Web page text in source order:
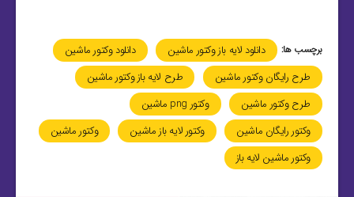
برچسب ها: دانلود لایه باز وکتور ماشین
دانلود وکتور ماشین
طرح رایگان وکتور ماشین
طرح لایه باز وکتور ماشین
طرح وکتور ماشین
وکتور png ماشین
وکتور رایگان ماشین
وکتور لایه باز ماشین
وکتور ماشین
وکتور ماشین لایه باز